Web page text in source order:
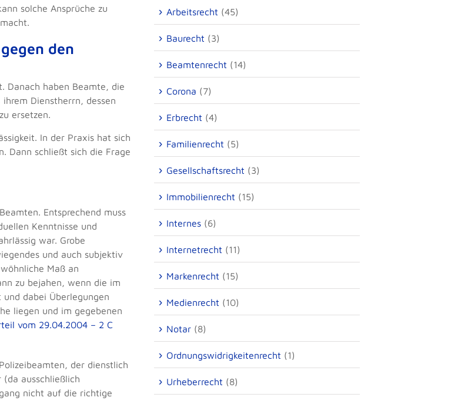
solche Ansprüche zu
den
Danach haben Beamte, die
Dienstherrn, dessen
ersetzen.
In der Praxis hat sich
Dann schließt sich die Frage
Entsprechend muss
Kenntnisse und
war. Grobe
und auch subjektiv
Maß an
zu bejahen, wenn die im
dabei Überlegungen
liegen und im gegebenen
vom 29.04.2004 – 2 C
der dienstlich
ausschließlich
nicht auf die richtige
Arbeitsrecht (45)
Baurecht (3)
Beamtenrecht (14)
Corona (7)
Erbrecht (4)
Familienrecht (5)
Gesellschaftsrecht (3)
Immobilienrecht (15)
Internes(6)
Internetrecht (11)
Markenrecht (15)
Medienrecht (10)
Notar(8)
Ordnungswidrigkeitenrecht (1)
Urheberrecht (8)